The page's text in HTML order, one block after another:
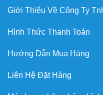
Giới Thiệu Về Công Ty
Hình Thức Thanh Toán
Hướng Dẫn Mua Hàng
Liên Hệ Đặt Hàng